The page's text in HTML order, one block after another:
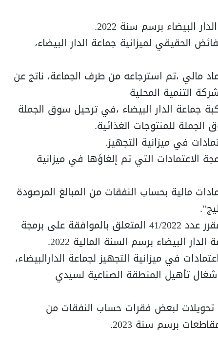
الحقيقي لميزانية جماعة الدار البيضاء،
مالي ،تم استرجاعه من طرف الجماعة، ناتج عن
التنمية المحلية
جماعة الدار البيضاء ،في ترحيل سوق الجملة
للمنتوجات الغذائية.
الاعتمادات التي تم إلغاؤها في ميزانية
مالية بحساب النفقات من المبالغ المرصودة
9. الدراسة والتصويت على إلغاء المقرر عدد 41/2022 المتعلق بالموافقة على برمجة
البيضاء برسم السنة المالية 2022.
في ميزانية التجهيز لجماعة الدارالبيضاء،
2023 ،يتعلق بأشغال تأهيل المنطقة الصناعية لسيدي
تحويلات لبعض فقرات حساب النفقات من
برسم سنة 2023.